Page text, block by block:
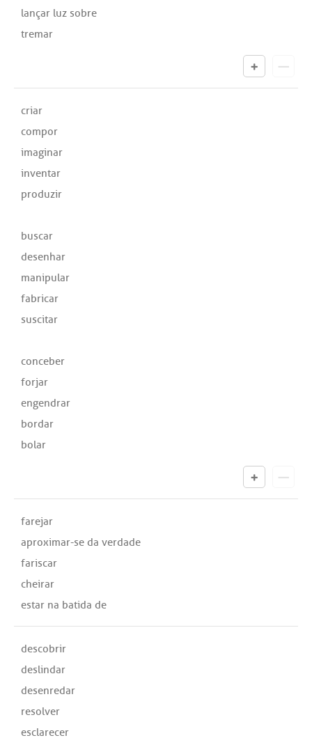
lançar luz sobre
tremar
criar
compor
imaginar
inventar
produzir
buscar
desenhar
manipular
fabricar
suscitar
conceber
forjar
engendrar
bordar
bolar
farejar
aproximar-se da verdade
fariscar
cheirar
estar na batida de
descobrir
deslindar
desenredar
resolver
esclarecer